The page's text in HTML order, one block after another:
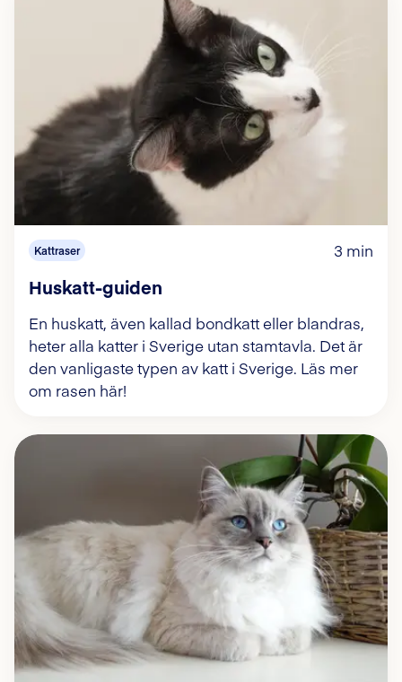
Kattraser 3 min
Huskatt-guiden
En huskatt, även kallad bondkatt eller blandras,
heter alla katter i Sverige utan stamtavla. Det är
den vanligaste typen av katt i Sverige. Läs mer
om rasen här!